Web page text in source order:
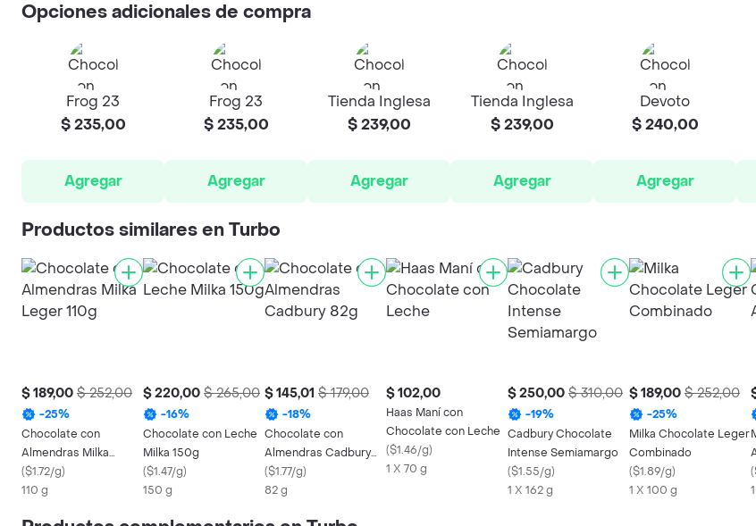
Opciones adicionales de compra
Frog 23
$ 235,00
Agregar
Frog 23
$ 235,00
Agregar
Tienda Inglesa
$ 239,00
Agregar
Tienda Inglesa
$ 239,00
Agregar
Devoto
$ 240,00
Agregar
Productos similares en Turbo
$ 189,00 $ 252,00
-25%
Chocolate con
Almendras Milka
Leger 110g
($1.72/g)
110 g
$ 220,00 $ 265,00
-16%
Chocolate con Leche
Milka 150g
($1.47/g)
150 g
$ 145,01 $ 179,00
-18%
Chocolate con
Almendras Cadbury
82g
($1.77/g)
82 g
$ 102,00
Haas Maní con
Chocolate con Leche
($1.46/g)
1 X 70 g
$ 250,00 $ 310,00
-19%
Cadbury Chocolate
Intense Semiamargo
($1.55/g)
1 X 162 g
$ 189,00 $ 252,00
-25%
Milka Chocolate Leger
Combinado
($1.89/g)
1 X 100 g
(